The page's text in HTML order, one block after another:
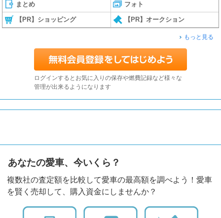
まとめ フォト
【PR】ショッピング 【PR】オークション
もっと見る
ログインするとお気に入りの保存や燃費記録など様々な
管理が出来るようになります
あなたの愛車、今いくら？
複数社の査定額を比較して愛車の最高額を調べよう！愛車
を賢く売却して、購入資金にしませんか？